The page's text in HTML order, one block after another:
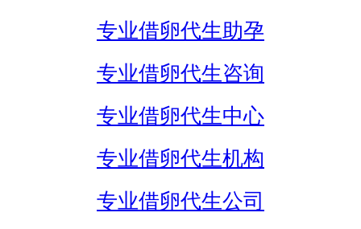
专业借卵代生助孕
专业借卵代生咨询
专业借卵代生中心
专业借卵代生机构
专业借卵代生公司